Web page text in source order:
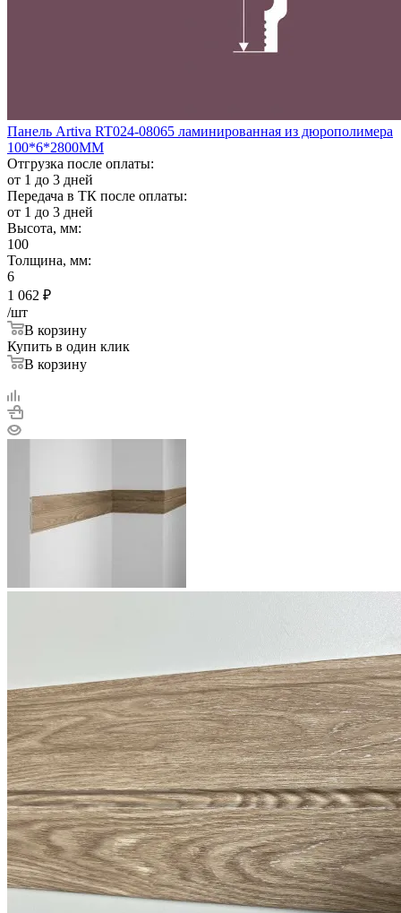
Панель Artiva RT024-08065 ламинированная из дюрополимера
100*6*2800ММ
Отгрузка после оплаты:
от 1 до 3 дней
Передача в ТК после оплаты:
от 1 до 3 дней
Высота, мм:
100
Толщина, мм:
6
1 062 ₽
/шт
В корзину
Купить в один клик
В корзину